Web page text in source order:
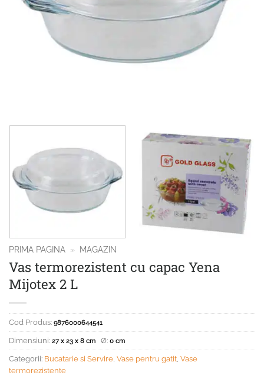
PRIMA PAGINA » MAGAZIN
Vas termorezistent cu capac Yena
Mijotex 2 L
Cod Produs: 9876000644541
Dimensiuni: 27 x 23 x 8 cm Ø: 0 cm
Categorii: Bucatarie si Servire, Vase pentru gatit, Vase
termorezistente